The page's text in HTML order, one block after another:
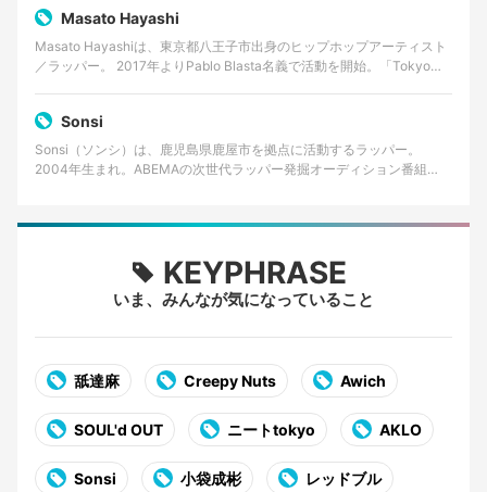
Masato Hayashi
Masato Hayashiは、東京都八王子市出身のヒップホップアーティスト
／ラッパー。 2017年よりPablo Blasta名義で活動を開始。「Tokyo
Sonsi
Sonsi（ソンシ）は、鹿児島県鹿屋市を拠点に活動するラッパー。
2004年生まれ。ABEMAの次世代ラッパー発掘オーディション番組
KEYPHRASE
いま、みんなが気になっていること
舐達麻 Creepy Nuts Awich
SOUL'd OUT ニートtokyo AKLO
Sonsi 小袋成彬 レッドブル